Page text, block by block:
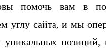
помочь вам в
углу сайта, и мы
уникальных